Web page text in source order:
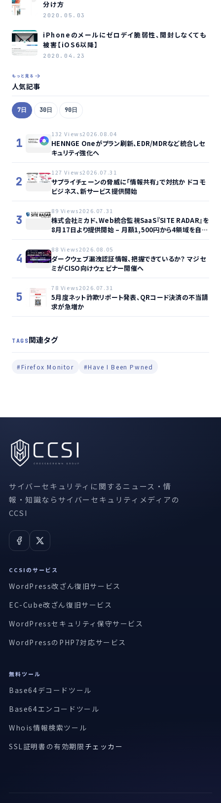
分け方
2020.05.03
iPhoneのメールにゼロデイ脆弱性、開封しなくても
被害【iOS6以降】
2020.04.23
もっと見る
人気記事
7日 30日 90日
1
132 Views2026.08.04
HENNGE Oneがプラン刷新、EDR/MDRなど統合しセ
キュリティ強化へ
2
127 Views2026.07.31
サプライチェーンの脅威に「情報共有」で対抗か ドコモ
ビジネス、新サービス提供開始
3
89 Views2026.07.31
株式会社ミカド、Web統合監視SaaS『SITE RADAR』を
8月17日より提供開始 – 月額1,500円から4領域を自動
監視、動的サイト…
4
88 Views2026.08.05
ダークウェブ漏洩認証情報、把握できているか？ マジセ
ミがCISO向けウェビナー開催へ
5
78 Views2026.07.31
5月度ネット詐欺リポート発表、QRコード決済の不当請
求が急増か
TAGS関連タグ
#Firefox Monitor #Have I Been Pwned
サイバーセキュリティに関するニュース・情
報・知識ならサイバーセキュリティメディアの
CCSI
CCSIのサービス
WordPress改ざん復旧サービス
EC-Cube改ざん復旧サービス
WordPressセキュリティ保守サービス
WordPressのPHP7対応サービス
無料ツール
Base64デコードツール
Base64エンコードツール
Whois情報検索ツール
SSL証明書の有効期限 チェッカー